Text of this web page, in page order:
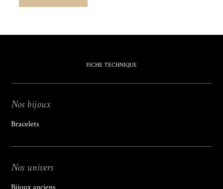
FICHE TECHNIQUE
Nos bijoux
Bracelets
Nos univers